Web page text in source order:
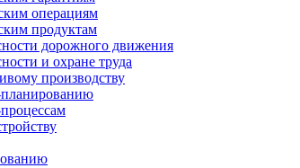
операциям
продуктам
дорожного движения
и охране труда
производству
планированию